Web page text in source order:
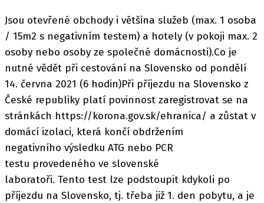
Jsou otevřené obchody i většina služeb (max. 1 osoba
/ 15m2 s negativním testem) a hotely (v pokoji max. 2
osoby nebo osoby ze společné domácnosti).Co je
nutné vědět při cestování na Slovensko od pondělí
14. června 2021 (6 hodin)Při příjezdu na Slovensko z
České republiky platí povinnost zaregistrovat se na
stránkách https://korona.gov.sk/ehranica/ a zůstat v
domácí izolaci, která končí obdržením
negativního výsledku ATG nebo PCR
testu provedeného ve slovenské
laboratoři. Tento test lze podstoupit kdykoli po
příjezdu na Slovensko, tj. třeba již 1. den pobytu, a je